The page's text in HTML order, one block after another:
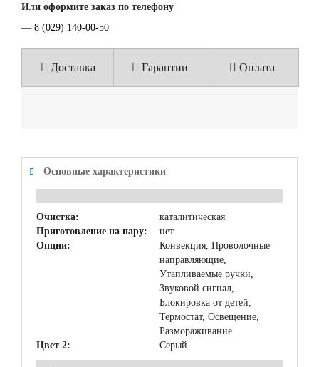
Или оформите заказ по телефону
— 8 (029) 140-00-50
Доставка Гарантии Оплата
Основные характеристики
Очистка:
каталитическая
Приготовление на пару:
нет
Опции:
Конвекция, Проволочные
направляющие,
Утапливаемые ручки,
Звуковой сигнал,
Блокировка от детей,
Термостат, Освещение,
Размораживание
Цвет 2:
Серый